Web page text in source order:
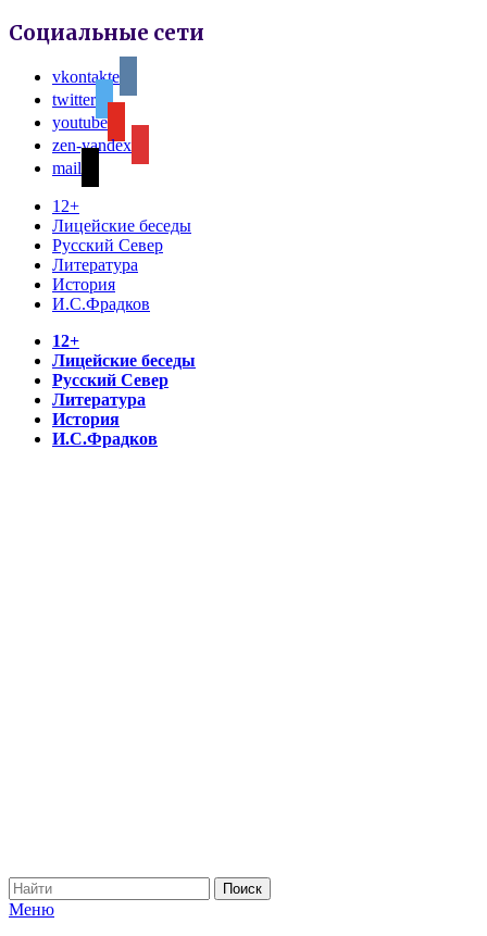
Социальные сети
vkontakte
twitter
youtube
zen-yandex
mail
12+
Лицейские беседы
Русский Север
Литература
История
И.С.Фрадков
12+
Лицейские беседы
Русский Север
Литература
История
И.С.Фрадков
Меню